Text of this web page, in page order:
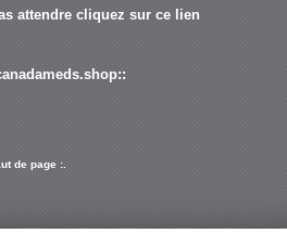
attendre cliquez sur ce lien
de page :.